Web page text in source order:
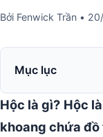
Bởi Fenwick Trần •
Mục lục
Hộc là gì? Hộc
khoang chứa đồ